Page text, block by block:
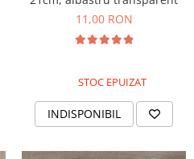
11,00 RON
STOC EPUIZAT
INDISPONIBIL